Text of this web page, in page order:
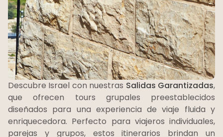
Descubre Israel con nuestras Salidas Garantizadas,
que ofrecen tours grupales preestablecidos
diseñados para una experiencia de viaje fluida y
enriquecedora. Perfecto para viajeros individuales,
parejas y grupos, estos itinerarios brindan un